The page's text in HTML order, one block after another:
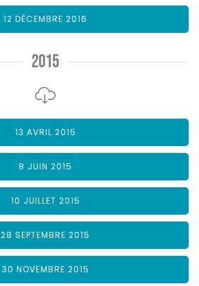
12 DÉCEMBRE 2016
2015
13 AVRIL 2015
8 JUIN 2015
10 JUILLET 2015
28 SEPTEMBRE 2015
30 NOVEMBRE 2015